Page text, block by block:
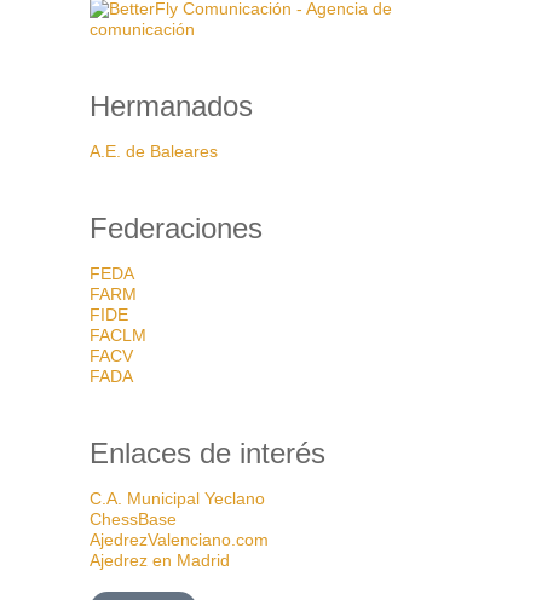
Hermanados
A.E. de Baleares
Federaciones
FEDA
FARM
FIDE
FACLM
FACV
FADA
Enlaces de interés
C.A. Municipal Yeclano
ChessBase
AjedrezValenciano.com
Ajedrez en Madrid